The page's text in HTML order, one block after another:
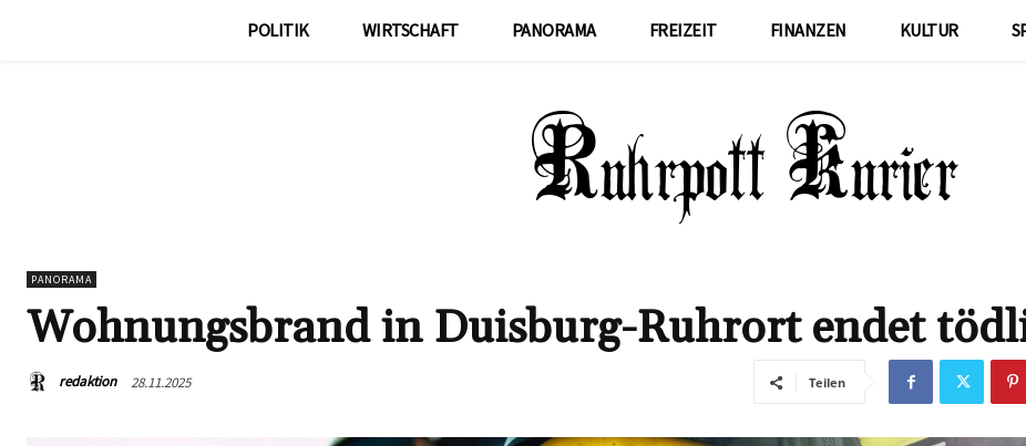
POLITIK WIRTSCHAFT PANORAMA FREIZEIT FINANZEN KULTUR
PANORAMA
Wohnungsbrand in Duisburg-Ruhrort endet
redaktion 28.11.2025 Teilen